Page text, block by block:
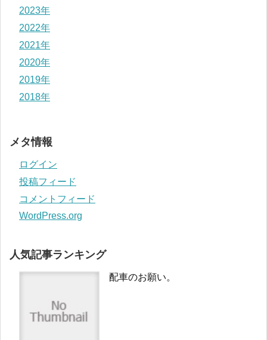
2023年
2022年
2021年
2020年
2019年
2018年
メタ情報
ログイン
投稿フィード
コメントフィード
WordPress.org
人気記事ランキング
配車のお願い。